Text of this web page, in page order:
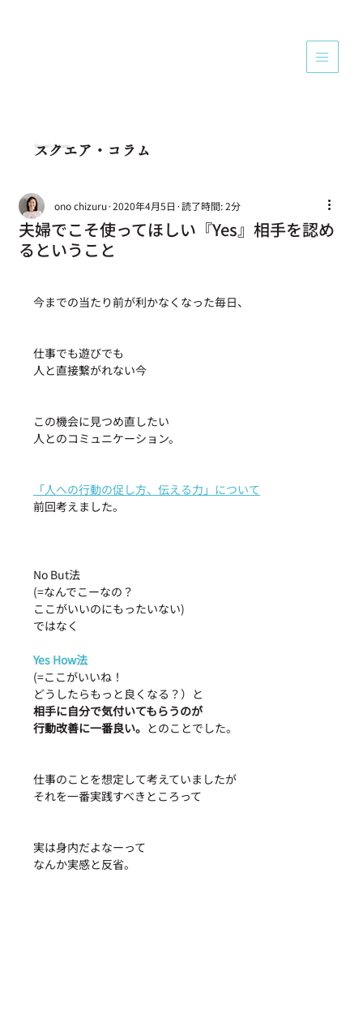
Square's Column
スクエア・コラム
夫婦でこそ使ってほしい『Yes』相手を認め
るということ
ono chizuru 2020年4月5日 読了時間: 2分
今までの当たり前が利かなくなった毎日、
仕事でも遊びでも
人と直接繋がれない今
この機会に見つめ直したい
人とのコミュニケーション。
「人への行動の促し方、伝える力」について
前回考えました。
No But法
(=なんでこーなの？
ここがいいのにもったいない)
ではなく
Yes How法
(=ここがいいね！
どうしたらもっと良くなる？）と
相手に自分で気付いてもらうのが
行動改善に一番良い。 とのことでした。
仕事のことを想定して考えていましたが
それを一番実践すべきところって
実は身内だよなーって
なんか実感と反省。